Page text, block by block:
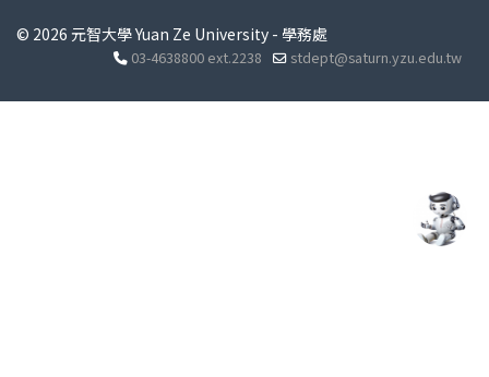
© 2026 元智大學 Yuan Ze University - 學務處
03-4638800 ext.2238 stdept@saturn.yzu.edu.tw